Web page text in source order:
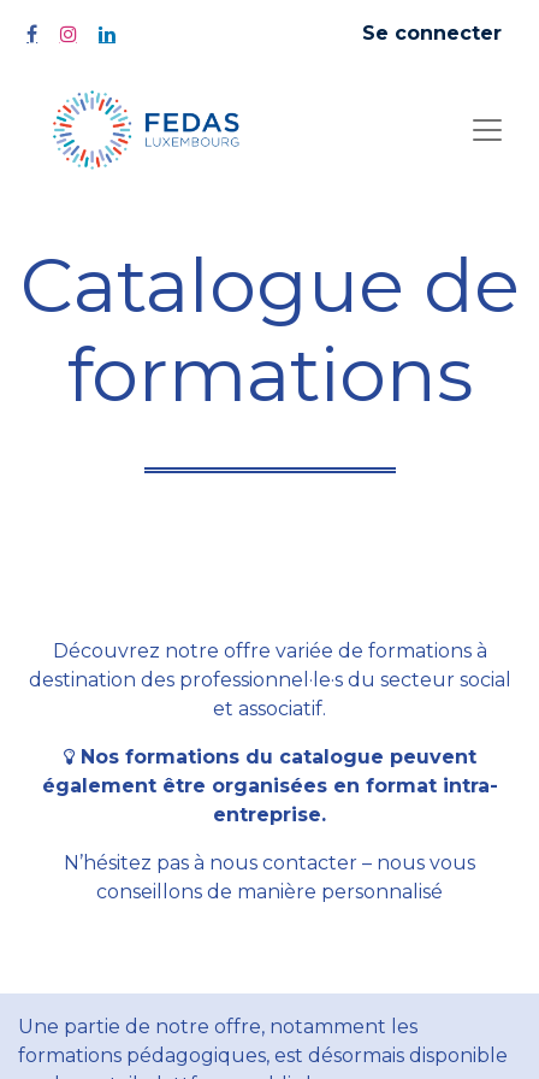
Se connecter
Catalogue de
formations
Découvrez notre offre variée de formations à
destination des professionnel·le·s du secteur social
et associatif.
Nos formations du catalogue peuvent
également être organisées en format intra-
entreprise.
N’hésitez pas à nous contacter – nous vous
conseillons de manière personnalisé
Une partie de notre offre, notamment les
formations pédagogiques, est désormais disponible